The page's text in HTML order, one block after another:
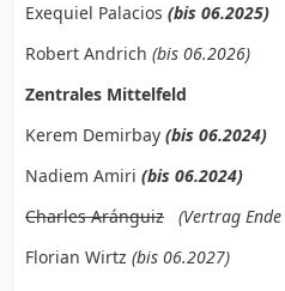
Exequiel Palacios (bis 06.2025)
Robert Andrich (bis 06.2026)
Zentrales Mittelfeld
Kerem Demirbay (bis 06.2024)
Nadiem Amiri (bis 06.2024)
Charles Aránguiz
(Vertrag
Florian Wirtz (bis 06.2027)